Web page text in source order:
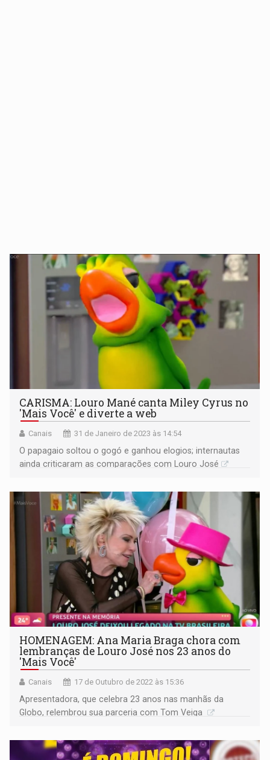
CARISMA: Louro Mané canta Miley Cyrus no
'Mais Você' e diverte a web
Canais 31 de Janeiro de 2023 às 14:54
O papagaio soltou o gogó e ganhou elogios; internautas
ainda criticaram as comparações com Louro José
HOMENAGEM: Ana Maria Braga chora com
lembranças de Louro José nos 23 anos do
'Mais Você'
Canais 17 de Outubro de 2022 às 15:36
Apresentadora, que celebra 23 anos nas manhãs da
Globo, relembrou sua parceria com Tom Veiga